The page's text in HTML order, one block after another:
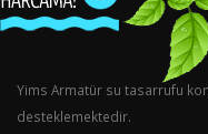
Yims Armatür su tasarrufu
desteklemektedir.